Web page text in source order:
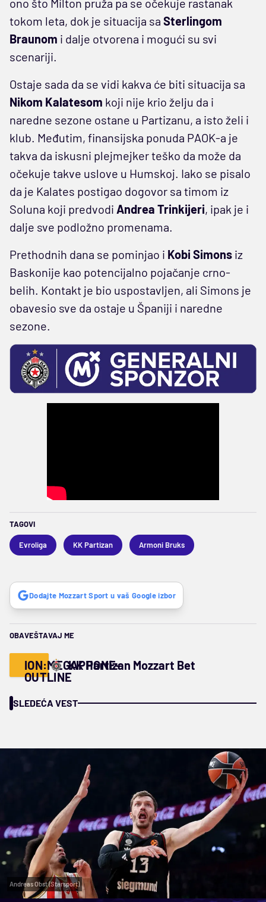
ono što Milton pruža pa se očekuje rastanak
tokom leta, dok je situacija sa Sterlingom
Braunom i dalje otvorena i mogući su svi
scenariji.
Ostaje sada da se vidi kakva će biti situacija sa
Nikom Kalatesom koji nije krio želju da i
naredne sezone ostane u Partizanu, a isto želi i
klub. Međutim, finansijska ponuda PAOK-a je
takva da iskusni plejmejker teško da može da
očekuje takve uslove u Humskoj. Iako se pisalo
da je Kalates postigao dogovor sa timom iz
Soluna koji predvodi Andrea Trinkijeri, ipak je i
dalje sve podložno promenama.
Prethodnih dana se pominjao i Kobi Simons iz
Baskonije kao potencijalno pojačanje crno-
belih. Kontakt je bio uspostavljen, ali Simons je
obavesio sve da ostaje u Španiji i naredne
sezone.
TAGOVI
Evroliga KK Partizan Armoni Bruks
Dodajte Mozzart Sport u vaš Google izbor
OBAVEŠTAVAJ ME
ION:MEGAPHONE-
OUTLINE
KK Partizan Mozzart Bet
SLEDEĆA VEST
Andreas Obst (Starsport)